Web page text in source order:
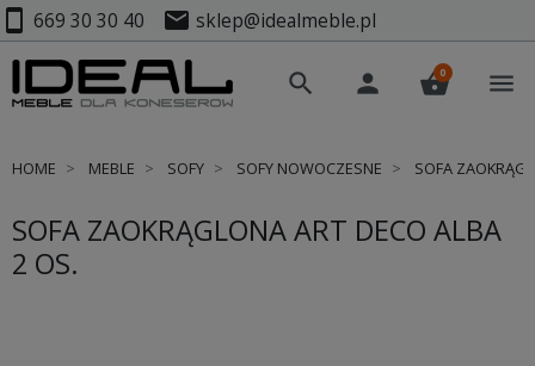
smartphone 669 30 30 40 mail sklep@idealmeble.pl
search person shopping_basket
0 menu
HOME MEBLE SOFY SOFY NOWOCZESNE SOFA
SOFA ZAOKRĄGLONA ART DECO ALBA
2 OS.